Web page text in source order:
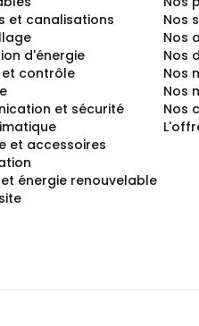
et canalisations
d'énergie
et contrôle
et sécurité
et accessoires
énergie renouvelable
Nos
Nos
Nos
Nos
Nos
Nos